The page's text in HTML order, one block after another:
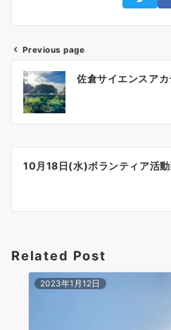
Previous page
佐倉サイエンスア
10月18日(水)ボランティア活動
Related Post
2023年1月12日